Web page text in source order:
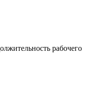
рабочего